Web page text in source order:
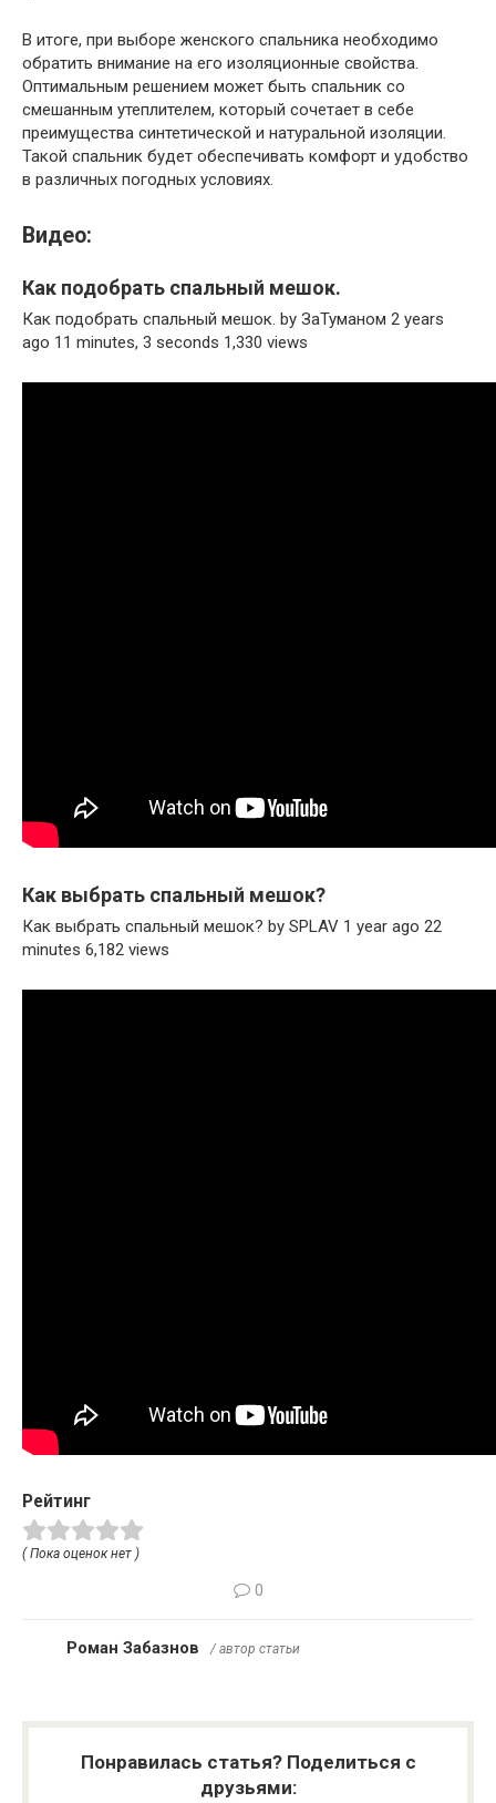
В итоге, при выборе женского спальника необходимо
обратить внимание на его изоляционные свойства.
Оптимальным решением может быть спальник со
смешанным утеплителем, который сочетает в себе
преимущества синтетической и натуральной изоляции.
Такой спальник будет обеспечивать комфорт и удобство
в различных погодных условиях.
Видео:
Как подобрать спальный мешок.
Как подобрать спальный мешок. by ЗаТуманом 2 years
ago 11 minutes, 3 seconds 1,330 views
Как выбрать спальный мешок?
Как выбрать спальный мешок? by SPLAV 1 year ago 22
minutes 6,182 views
Рейтинг
( Пока оценок нет )
0
Роман Забазнов / автор статьи
Понравилась статья? Поделиться с
друзьями: